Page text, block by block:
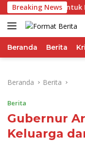
Langsung
ke
konten
Breaking News
Praktis untuk
Beranda Berita
Beranda Berita
Berita
Gubernur
Keluarga